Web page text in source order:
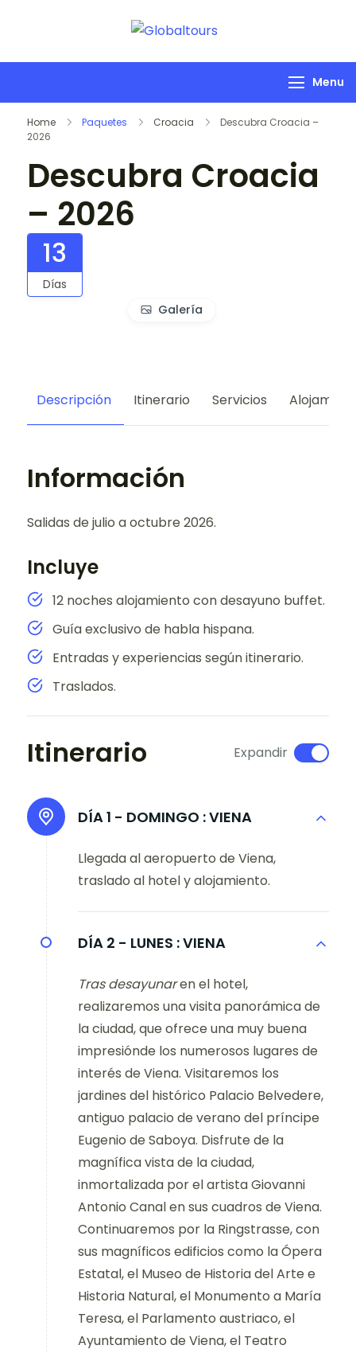
Servicios Turísticos
Menu
Home Paquetes Croacia
Descubra Croacia –
2026
Descubra Croacia
– 2026
13
Días
Galería
Descripción Itinerario Servicios
Información
Salidas de julio a octubre 2026.
Incluye
12 noches alojamiento con desayuno buffet.
Guía exclusivo de habla hispana.
Entradas y experiencias según itinerario.
Traslados.
Itinerario Expandir
DÍA 1 - DOMINGO :VIENA
Llegada al aeropuerto de Viena,
traslado al hotel y alojamiento.
DÍA 2 - LUNES :VIENA
Tras desayunaren el hotel,
realizaremos una visita panorámica de
la ciudad, que ofrece una muy buena
impresiónde los numerosos lugares de
interés de Viena. Visitaremos los
jardines del histórico Palacio Belvedere,
antiguo palacio de verano del príncipe
Eugenio de Saboya. Disfrute de la
magnífica vista de la ciudad,
inmortalizada por el artista Giovanni
Antonio Canal en sus cuadros de Viena.
Continuaremos por la Ringstrasse, con
sus magníficos edificios como la Ópera
Estatal, el Museo de Historia del Arte e
Historia Natural, el Monumento a María
Teresa, el Parlamento austriaco, el
Ayuntamiento de Viena, el Teatro